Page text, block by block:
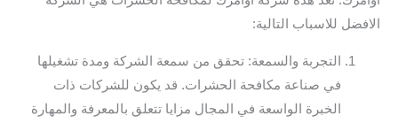
الافضل للاسباب التالية:
التجربة والسمعة: تحقق من سمعة الشركة ومدة تشغيلها
في صناعة مكافحة الحشرات. قد يكون للشركات ذات
الخبرة الواسعة في المجال مزايا تتعلق بالمعرفة والمهارة